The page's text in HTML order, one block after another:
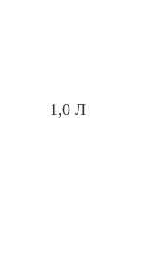
1,0 Л